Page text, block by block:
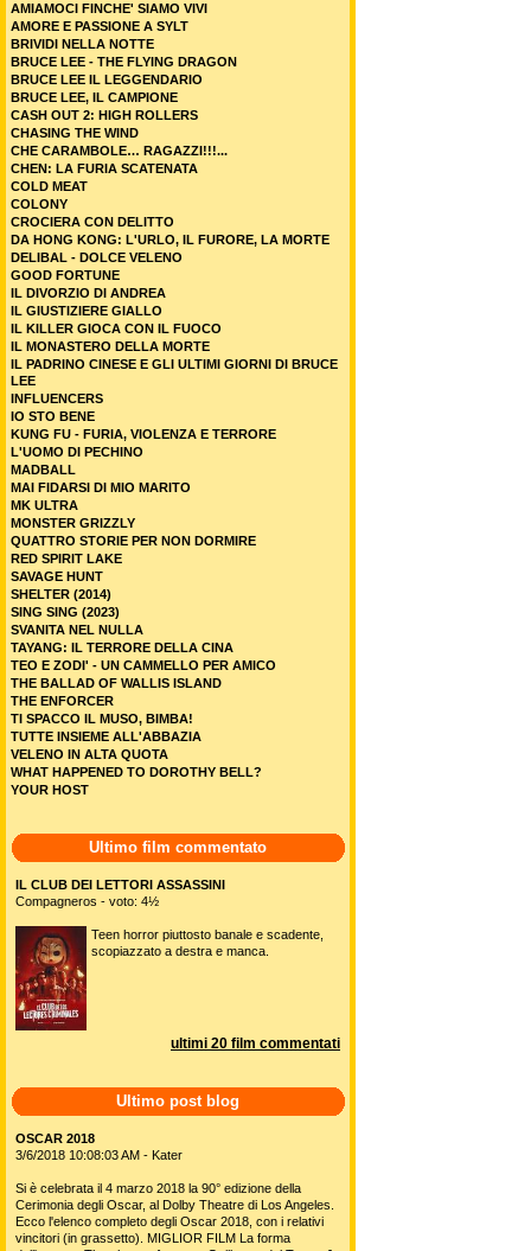
AMIAMOCI FINCHE' SIAMO VIVI
AMORE E PASSIONE A SYLT
BRIVIDI NELLA NOTTE
BRUCE LEE - THE FLYING DRAGON
BRUCE LEE IL LEGGENDARIO
BRUCE LEE, IL CAMPIONE
CASH OUT 2: HIGH ROLLERS
CHASING THE WIND
CHE CARAMBOLE… RAGAZZI!!!...
CHEN: LA FURIA SCATENATA
COLD MEAT
COLONY
CROCIERA CON DELITTO
DA HONG KONG: L'URLO, IL FURORE, LA MORTE
DELIBAL - DOLCE VELENO
GOOD FORTUNE
IL DIVORZIO DI ANDREA
IL GIUSTIZIERE GIALLO
IL KILLER GIOCA CON IL FUOCO
IL MONASTERO DELLA MORTE
IL PADRINO CINESE E GLI ULTIMI GIORNI DI BRUCE
LEE
INFLUENCERS
IO STO BENE
KUNG FU - FURIA, VIOLENZA E TERRORE
L'UOMO DI PECHINO
MADBALL
MAI FIDARSI DI MIO MARITO
MK ULTRA
MONSTER GRIZZLY
QUATTRO STORIE PER NON DORMIRE
RED SPIRIT LAKE
SAVAGE HUNT
SHELTER (2014)
SING SING (2023)
SVANITA NEL NULLA
TAYANG: IL TERRORE DELLA CINA
TEO E ZODI' - UN CAMMELLO PER AMICO
THE BALLAD OF WALLIS ISLAND
THE ENFORCER
TI SPACCO IL MUSO, BIMBA!
TUTTE INSIEME ALL'ABBAZIA
VELENO IN ALTA QUOTA
WHAT HAPPENED TO DOROTHY BELL?
YOUR HOST
Ultimo film commentato
IL CLUB DEI LETTORI ASSASSINI
Compagneros - voto: 4½
Teen horror piuttosto banale e scadente,
scopiazzato a destra e manca.
ultimi 20 film commentati
Ultimo post blog
OSCAR 2018
3/6/2018 10:08:03 AM - Kater
Si è celebrata il 4 marzo 2018 la 90° edizione della
Cerimonia degli Oscar, al Dolby Theatre di Los Angeles.
Ecco l'elenco completo degli Oscar 2018, con i relativi
vincitori (in grassetto). MIGLIOR FILM La forma